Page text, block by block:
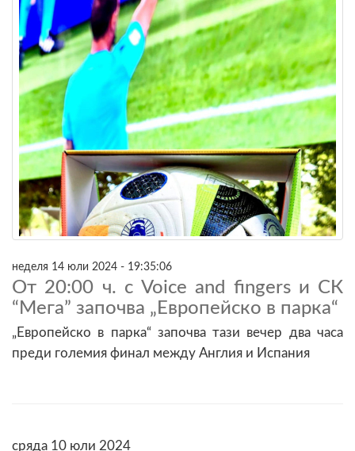
неделя 14 юли 2024 - 19:35:06
От 20:00 ч. с Voice and fingers и СК
“Мега” започва „Европейско в парка“
„Европейско в парка“ започва тази вечер два часа
преди големия финал между Англия и Испания
сряда 10 юли 2024